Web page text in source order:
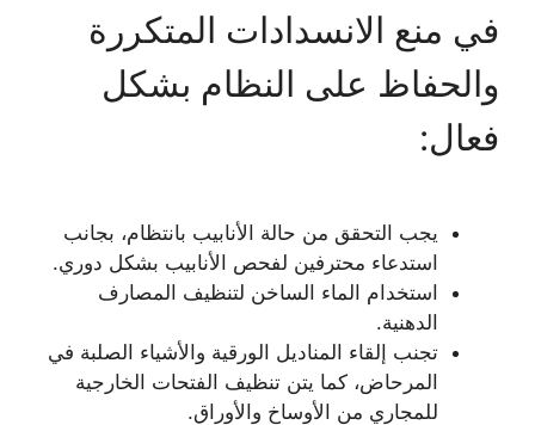
في منع الانسدادات المتكررة
والحفاظ على النظام بشكل
فعال:
يجب التحقق من حالة الأنابيب بانتظام، بجانب
استدعاء محترفين لفحص الأنابيب بشكل دوري.
استخدام الماء الساخن لتنظيف المصارف
الدهنية.
تجنب إلقاء المناديل الورقية والأشياء الصلبة في
المرحاض، كما يتن تنظيف الفتحات الخارجية
للمجاري من الأوساخ والأوراق.